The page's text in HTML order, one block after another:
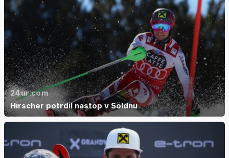
24ur.com
Hirscher potrdil nastop v Söldnu